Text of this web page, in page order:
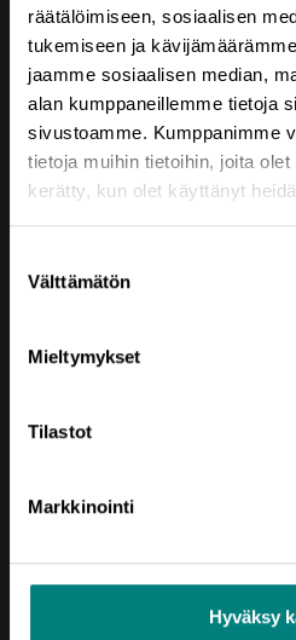
räätälöimiseen, sosiaalisen
tukemiseen ja
jaamme sosiaalisen median,
alan kumppaneillemme tietoja
sivustoamme. Kumppanimme
tietoja muihin tietoihin, joita
kerätty, kun olet käyttänyt
valinta
Välttämätön
Mieltymykset
Tilastot
Markkinointi
Hyväksy
Yhteystiedot
Porin Leijona
Yrjönkatu 6
28100 Pori
etunimi.sukunimi@prizz.fi
Saavutettavuusseloste